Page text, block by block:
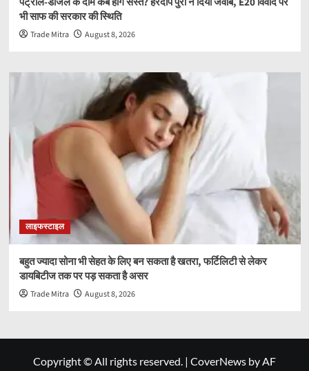
भी साफ की सरकार की स्थिति
Trade Mitra August 8, 2026
लाइफस्टाइल
बहुत ज्यादा सोना भी सेहत के लिए बन सकता है खतरा, फर्टिलिटी से लेकर
डायबिटीज तक पर पड़ सकता है असर
Trade Mitra August 8, 2026
Copyright © All rights reserved. | CoverNews by AF